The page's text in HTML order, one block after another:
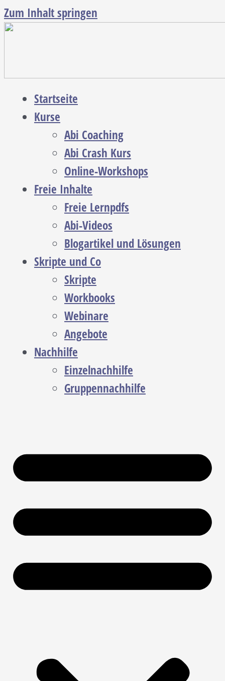
Zum Inhalt springen
Startseite
Kurse
Abi Coaching
Abi Crash Kurs
Online-Workshops
Freie Inhalte
Freie Lernpdfs
Abi-Videos
Blogartikel und Lösungen
Skripte und Co
Skripte
Workbooks
Webinare
Angebote
Nachhilfe
Einzelnachhilfe
Gruppennachhilfe